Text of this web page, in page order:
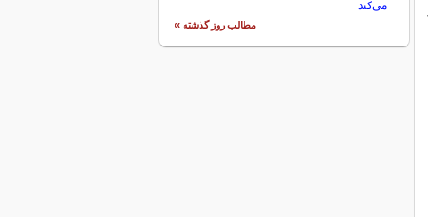
می‌کند
مطالب روز گذشته »